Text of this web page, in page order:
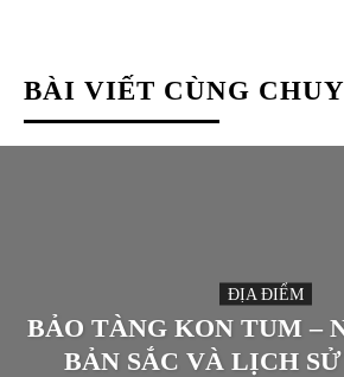
BÀI VIẾT CÙNG
ĐỊA ĐIỂM
BẢO TÀNG KON TUM –
BẢN SẮC VÀ LỊCH